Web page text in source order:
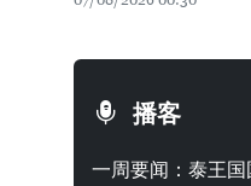
播客
一周要闻：泰王国